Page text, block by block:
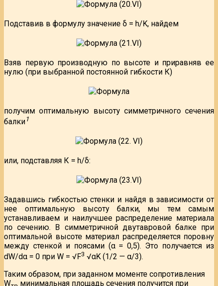
Подставив в формулу значение δ = h/K, найдем
Взяв первую производную по высоте и приравняв ее
нулю (при выбранной постоянной гибкости К)
получим оптимальную высоту симметричного сечения
балки 1
или, подставляя К = h/δ:
Задавшись гибкостью стенки и найдя в зависимости от
нее оптимальную высоту балки, мы тем самым
устанавливаем и наилучшее распределение материала
по сечению. В симметричной двутавровой балке при
оптимальной высоте материал распределяется поровну
между стенкой и поясами (α = 0,5). Это получается из
dW/dα = 0 при W = √F3 √αK (1/2 — α/3).
Таким образом, при заданном моменте сопротивления
W
минимальная площадь сечения получится при